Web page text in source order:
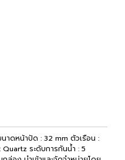
าดหน้าปัด : 32 mm ตัวเรือน :
ระดับการกันน้ำ : 5